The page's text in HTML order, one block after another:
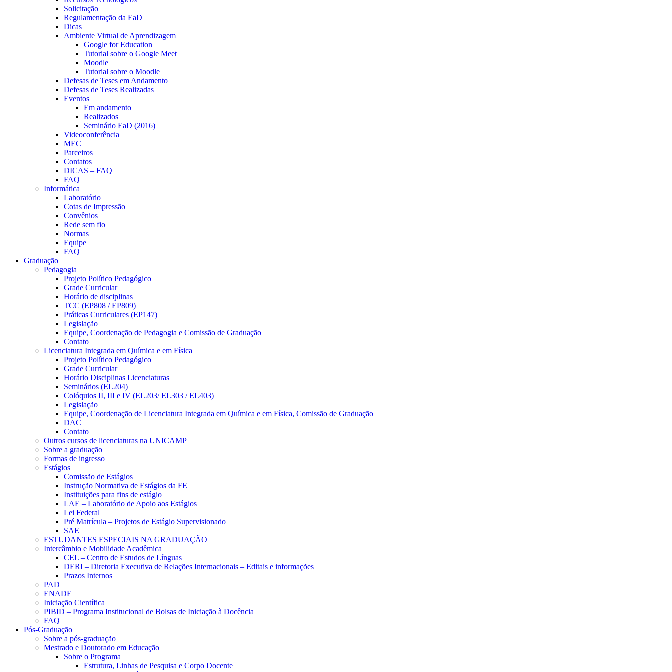
Solicitação
Regulamentação da EaD
Dicas
Ambiente Virtual de Aprendizagem
Google for Education
Tutorial sobre o Google Meet
Moodle
Tutorial sobre o Moodle
Defesas de Teses em Andamento
Defesas de Teses Realizadas
Eventos
Em andamento
Realizados
Seminário EaD (2016)
Videoconferência
MEC
Parceiros
Contatos
DICAS – FAQ
FAQ
Informática
Laboratório
Cotas de Impressão
Convênios
Rede sem fio
Normas
Equipe
FAQ
Graduação
Pedagogia
Projeto Político Pedagógico
Grade Curricular
Horário de disciplinas
TCC (EP808 / EP809)
Práticas Curriculares (EP147)
Legislação
Equipe, Coordenação de Pedagogia e Comissão de Graduação
Contato
Licenciatura Integrada em Química e em Física
Projeto Político Pedagógico
Grade Curricular
Horário Disciplinas Licenciaturas
Seminários (EL204)
Colóquios II, III e IV (EL203/ EL303 / EL403)
Legislação
Equipe, Coordenação de Licenciatura Integrada em Química e em Física, Comissão de Graduação
DAC
Contato
Outros cursos de licenciaturas na UNICAMP
Sobre a graduação
Formas de ingresso
Estágios
Comissão de Estágios
Instrução Normativa de Estágios da FE
Instituições para fins de estágio
LAE – Laboratório de Apoio aos Estágios
Lei Federal
Pré Matrícula – Projetos de Estágio Supervisionado
SAE
ESTUDANTES ESPECIAIS NA GRADUAÇÃO
Intercâmbio e Mobilidade Acadêmica
CEL – Centro de Estudos de Línguas
DERI – Diretoria Executiva de Relações Internacionais – Editais e informações
Prazos Internos
PAD
ENADE
Iniciação Científica
PIBID – Programa Institucional de Bolsas de Iniciação à Docência
FAQ
Pós-Graduação
Sobre a pós-graduação
Mestrado e Doutorado em Educação
Sobre o Programa
Estrutura, Linhas de Pesquisa e Corpo Docente